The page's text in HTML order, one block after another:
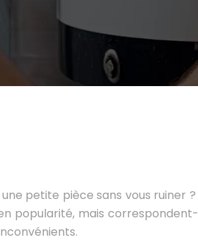
petite pièce sans vous ruiner
popularité, mais